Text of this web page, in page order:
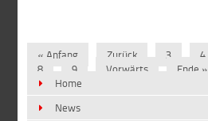
« Anfang Zurück 3 4
8
9 Vorwärts
Ende »
Home
News